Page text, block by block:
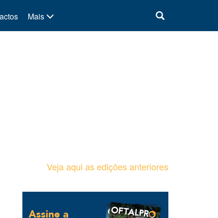
Mais
Veja aqui as edições anteriores